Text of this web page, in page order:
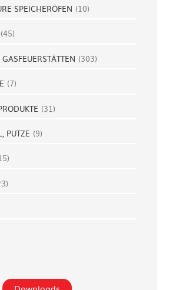
SPEICHERÖFEN (10)
(45)
(303)
(7)
(31)
PUTZE (9)
)
)